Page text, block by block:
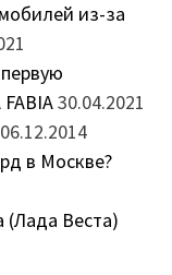
из-за
30.04.2021
06.12.2014
в Москве?
(Лада Веста)